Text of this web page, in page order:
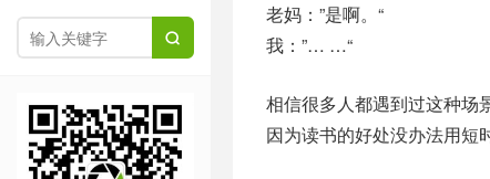

老妈：”是啊。“
我：”… …“
相信很多人都遇到过这种场
因为读书的好处没办法用短